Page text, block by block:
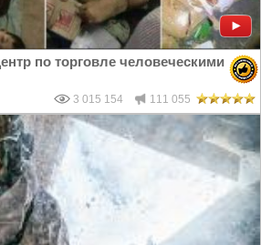
по торговле человеческими
3 015 154 111 055